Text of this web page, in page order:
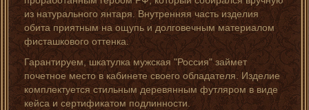
из натурального янтаря. Внутренняя часть изделия
обита приятным на ощупь и долговечным материалом
фисташкового оттенка.
Гарантируем, шкатулка мужская "Россия" займет
почетное место в кабинете своего обладателя. Изделие
комплектуется стильным деревянным футляром в виде
кейса и сертификатом подлинности.